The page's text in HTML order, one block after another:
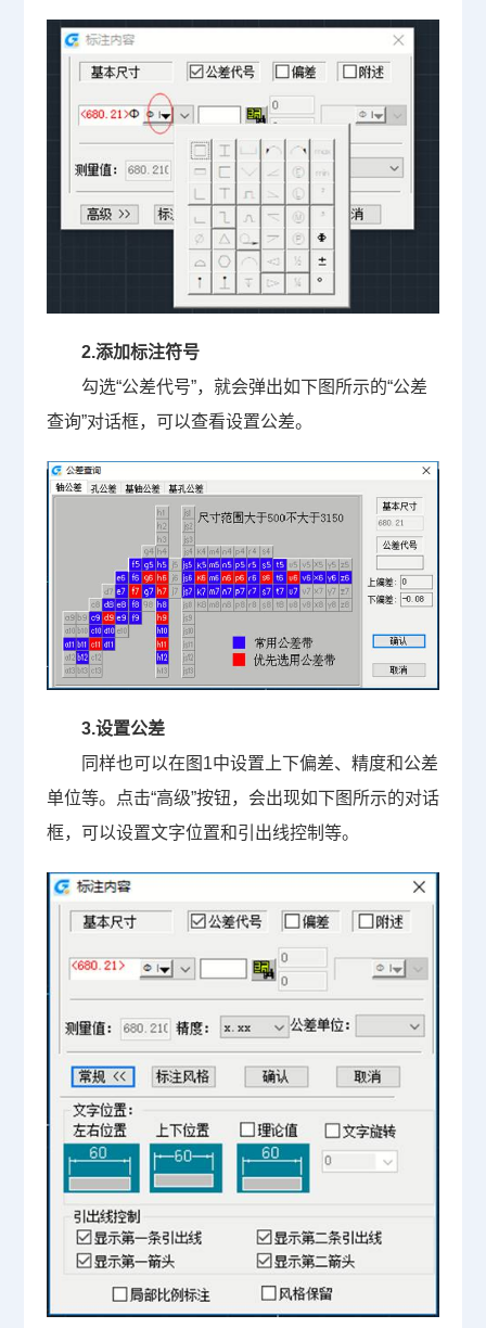
2.添加标注符号
勾选“公差代号”，就会弹出如下图所示的“公差
查询”对话框，可以查看设置公差。
3.设置公差
同样也可以在图 1中设置上下偏差、精度和公差
单位等。点击“高级”按钮，会出现如下图所示的对话
框，可以设置文字位置和引出线控制等。